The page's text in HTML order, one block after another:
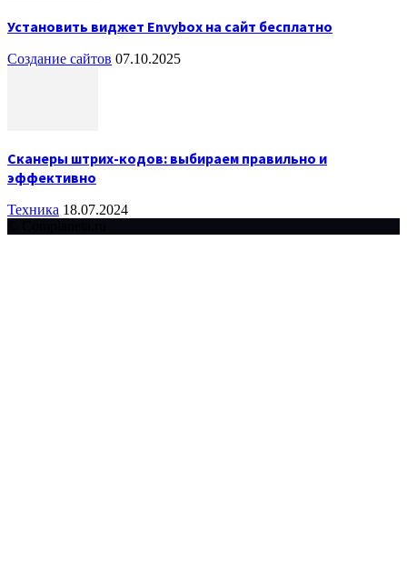
Установить виджет Envybox на сайт бесплатно
Создание сайтов 07.10.2025
Сканеры штрих-кодов: выбираем правильно и
эффективно
Техника 18.07.2024